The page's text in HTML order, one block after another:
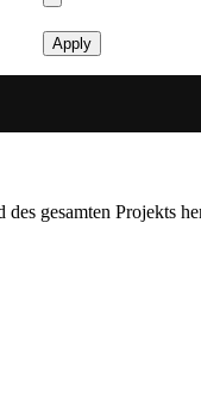
gesamten Projekts